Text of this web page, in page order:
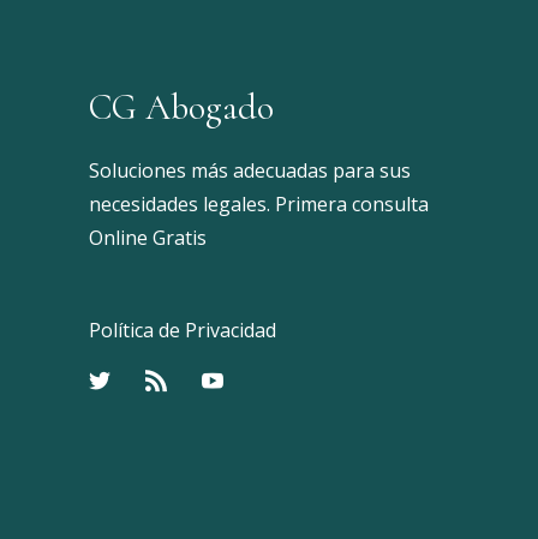
CG Abogado
Soluciones más adecuadas para sus
necesidades legales. Primera consulta
Online Gratis
Política de Privacidad